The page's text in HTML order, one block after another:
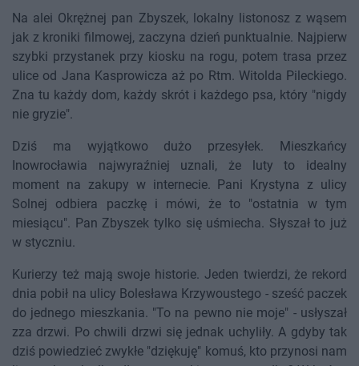
Na alei Okrężnej pan Zbyszek, lokalny listonosz z wąsem
jak z kroniki filmowej, zaczyna dzień punktualnie. Najpierw
szybki przystanek przy kiosku na rogu, potem trasa przez
ulice od Jana Kasprowicza aż po Rtm. Witolda Pileckiego.
Zna tu każdy dom, każdy skrót i każdego psa, który "nigdy
nie gryzie".
Dziś ma wyjątkowo dużo przesyłek. Mieszkańcy
Inowrocławia najwyraźniej uznali, że luty to idealny
moment na zakupy w internecie. Pani Krystyna z ulicy
Solnej odbiera paczkę i mówi, że to "ostatnia w tym
miesiącu". Pan Zbyszek tylko się uśmiecha. Słyszał to już
w styczniu.
Kurierzy też mają swoje historie. Jeden twierdzi, że rekord
dnia pobił na ulicy Bolesława Krzywoustego - sześć paczek
do jednego mieszkania. "To na pewno nie moje" - usłyszał
zza drzwi. Po chwili drzwi się jednak uchyliły. A gdyby tak
dziś powiedzieć zwykłe "dziękuję" komuś, kto przynosi nam